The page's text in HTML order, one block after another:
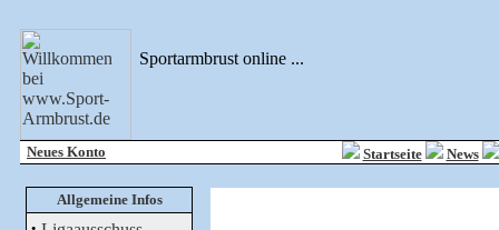
Sportarmbrust online ...
Neues Konto Startseite News
Allgemeine Infos